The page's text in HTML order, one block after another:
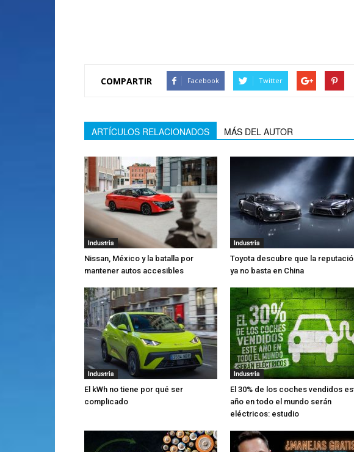
COMPARTIR Facebook Twitter
ARTÍCULOS RELACIONADOS MÁS DEL AUTOR
Industria
Nissan, México y la batalla por
mantener autos accesibles
Industria
Toyota descubre que la
ya no basta en China
Industria
El kWh no tiene por qué ser
complicado
Industria
El 30% de los coches vendidos
año en todo el mundo serán
eléctricos: estudio